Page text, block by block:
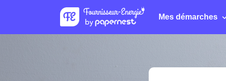
Mes démarches